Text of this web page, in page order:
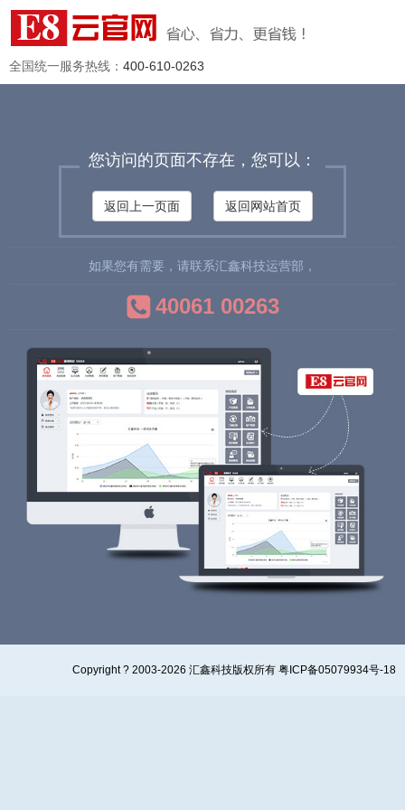
全国统一服务热线： 400-610-0263
您访问的页面不存在，您可以：
返回上一页面 返回网站首页
如果您有需要，请联系汇鑫科技运营部，
40061 00263
Copyright ? 2003-2026 汇鑫科技版权所有 粤ICP备05079934号-18